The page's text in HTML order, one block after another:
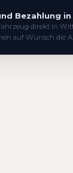
Bezahlung
direkt in
auf Wunsch die